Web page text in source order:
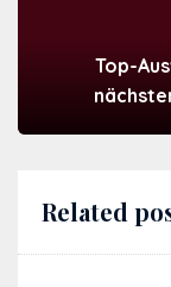
Top-
Related